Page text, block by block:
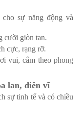
sự năng động và
cười giòn tan.
cực, rạng rỡ.
vui, cắm theo phong
lan, diên vĩ
sự tinh tế và có chiều